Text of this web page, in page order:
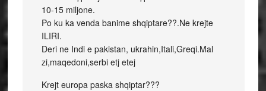
10-15 miljone.
Po ku ka venda banime shqiptare??.Ne krejte
ILIRI.
Deri ne Indi e pakistan, ukrahin,Itali,Greqi.Mal
zi,maqedoni,serbi etj etej
Krejt europa paska shqiptar???